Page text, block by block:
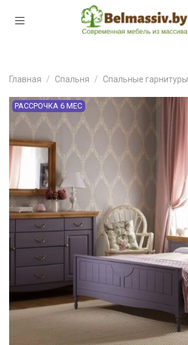
Главная Спальня Спальные гарнитуры
РАССРОЧКА 6 МЕС